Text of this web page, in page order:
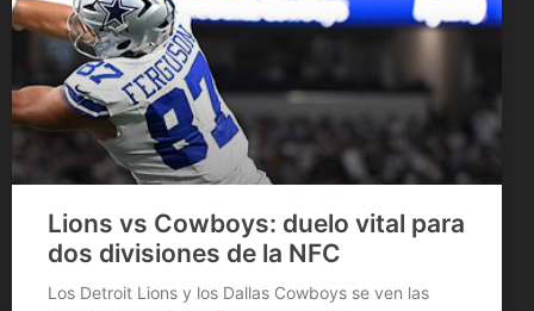
Lions vs Cowboys: duelo vital para
dos divisiones de la NFC
Los Detroit Lions y los Dallas Cowboys se ven las